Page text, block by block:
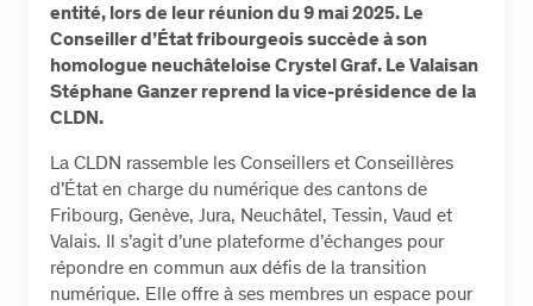
entité, lors de leur réunion du 9 mai 2025. Le
Conseiller d’État fribourgeois succède à son
homologue neuchâteloise Crystel Graf. Le Valaisan
Stéphane Ganzer reprend la vice-présidence de la
CLDN.
La CLDN rassemble les Conseillers et Conseillères
d’État en charge du numérique des cantons de
Fribourg, Genève, Jura, Neuchâtel, Tessin, Vaud et
Valais. Il s’agit d’une plateforme d’échanges pour
répondre en commun aux défis de la transition
numérique. Elle offre à ses membres un espace pour